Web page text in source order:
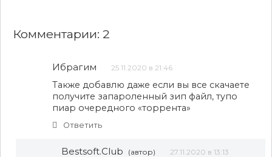
Комментарии: 2
Ибрагим 25.11.2020 в 21:46
Также добавлю даже если вы все скачаете
получите запароленный зип файл, тупо
пиар очередного «торрента»
Ответить
Bestsoft.Club (автор) 27.11.2020 в 13:13